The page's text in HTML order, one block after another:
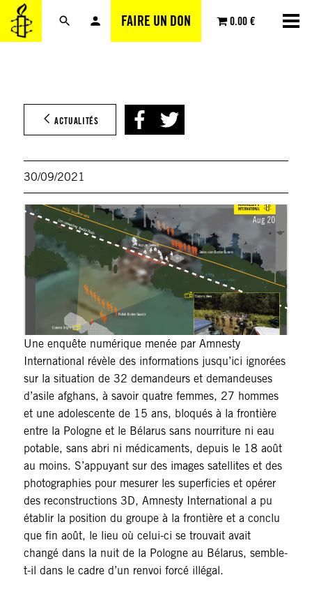
FAIRE UN DON 0.00 €
Aller
au
contenu
ACTUALITÉS
30/09/2021
Une enquête numérique menée par Amnesty
International révèle des informations jusqu’ici ignorées
sur la situation de 32 demandeurs et demandeuses
d’asile afghans, à savoir quatre femmes, 27 hommes
et une adolescente de 15 ans, bloqués à la frontière
entre la Pologne et le Bélarus sans nourriture ni eau
potable, sans abri ni médicaments, depuis le 18 août
au moins. S’appuyant sur des images satellites et des
photographies pour mesurer les superficies et opérer
des reconstructions 3D, Amnesty International a pu
établir la position du groupe à la frontière et a conclu
que fin août, le lieu où celui-ci se trouvait avait
changé dans la nuit de la Pologne au Bélarus, semble-
t-il dans le cadre d’un renvoi forcé illégal.